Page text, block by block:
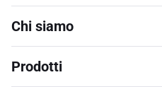
Chi siamo
Prodotti